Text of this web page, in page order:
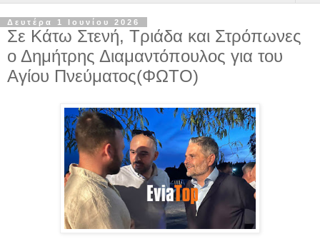
Δευτέρα 1 Ιουνίου 2026
Σε Κάτω Στενή, Τριάδα και Στρόπωνες
ο Δημήτρης Διαμαντόπουλος για του
Αγίου Πνεύματος(ΦΩΤΟ)